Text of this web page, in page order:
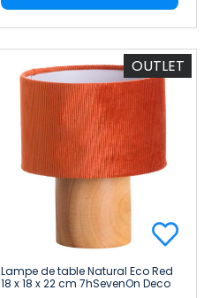
OUTLET
Lampe de table Natural Eco Red
18 x 18 x 22 cm 7hSevenOn Deco